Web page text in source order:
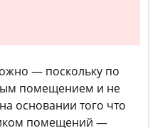
— поскольку по
помещением и не
основании того что
помещений —